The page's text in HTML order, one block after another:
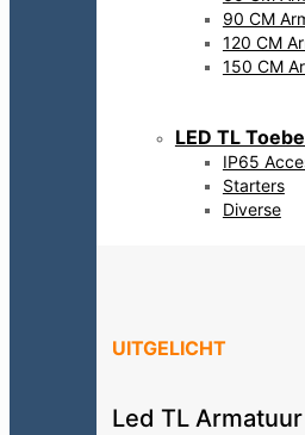
90 CM
120 CM
150 CM
LED TL
IP65
Starters
Diverse
UITGELICHT
Led TL